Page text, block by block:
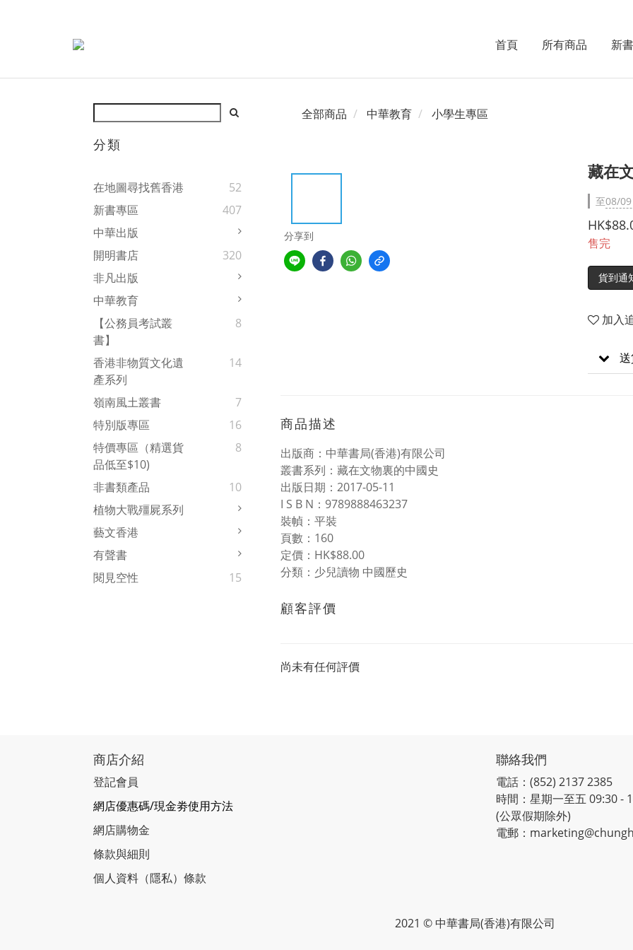
首頁 所有商品 新
分類
在地圖尋找舊香港
52
新書專區
407
中華出版
開明書店
320
非凡出版
中華教育
【公務員考試叢
書】
8
香港非物質文化遺
產系列
14
嶺南風土叢書
7
特別版專區
16
特價專區（精選貨
品低至$10)
8
非書類產品
10
植物大戰殭屍系列
藝文香港
有聲書
閱見空性
15
全部商品 中華教育 小學生專區
分享到
藏在
至08/
售完
貨到通
加入
商品描述
出版商：中華書局(香港)有限公司
叢書系列：藏在文物裏的中國史
出版日期：2017-05-11
I S B N：9789888463237
裝幀：平裝
頁數：160
定價：HK$88.00
分類：少兒讀物 中國歷史
顧客評價
尚未有任何評價
商店介紹
登記會員
網店優惠碼/現金劵使用方法
網店購物金
條款與細則
個人資料（隱私）條款
聯絡我們
電話：(852) 2137 2385
時間：星期一至五 09:30 -
(公眾假期除外)
電郵：
2021 © 中華書局(香港)有限公司